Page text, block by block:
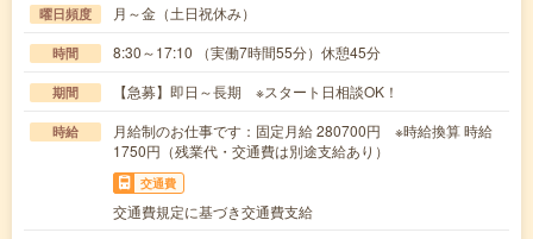
曜日頻度 月～金（土日祝休み）
時間 8:30～17:10 （実働7時間55分）休憩45分
期間 【急募】即日～長期 ※スタート日相談OK！
時給
月給制のお仕事です：固定月給 280700円 ※時給換算 時給
1750円（残業代・交通費は別途支給あり）
交通費
交通費規定に基づき交通費支給